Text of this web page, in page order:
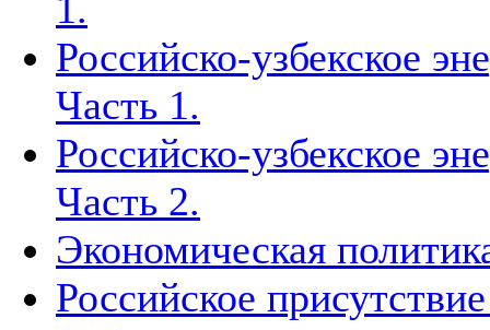
Российско-узбекское
Часть 1.
Российско-узбекское
Часть 2.
Экономическая
Российское